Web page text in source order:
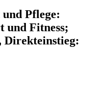
Pflege:
und Fitness;
Direkteinstieg: